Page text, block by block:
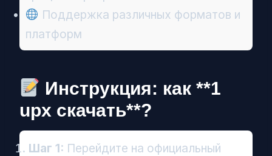
Поддержка различных форматов и
платформ
Инструкция: как **1
upx скачать**?
Шаг 1: Перейдите на официальный